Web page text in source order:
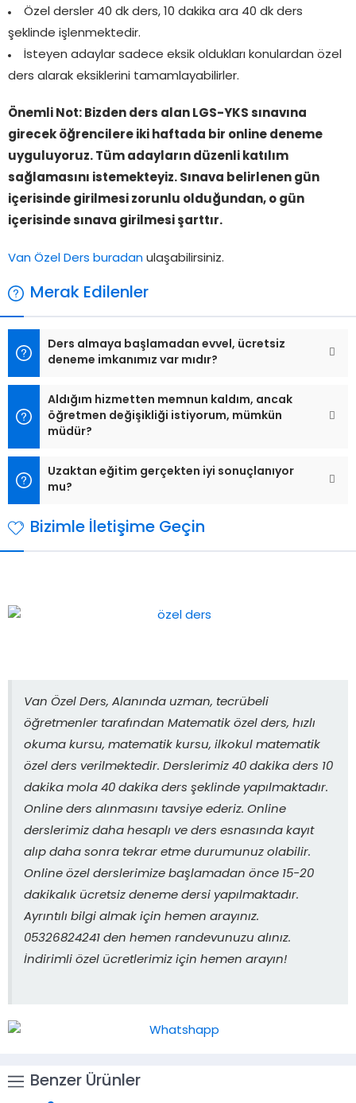
Özel dersler 40 dk ders, 10 dakika ara 40 dk ders
şeklinde işlenmektedir.
İsteyen adaylar sadece eksik oldukları konulardan özel
ders alarak eksiklerini tamamlayabilirler.
Önemli Not: Bizden ders alan LGS-YKS sınavına
girecek öğrencilere iki haftada bir online deneme
uyguluyoruz. Tüm adayların düzenli katılım
sağlamasını istemekteyiz. Sınava belirlenen gün
içerisinde girilmesi zorunlu olduğundan, o gün
içerisinde sınava girilmesi şarttır.
Van Özel Ders buradan ulaşabilirsiniz.
Merak Edilenler
Ders almaya başlamadan evvel, ücretsiz
deneme imkanımız var mıdır?
Aldığım hizmetten memnun kaldım, ancak
öğretmen değişikliği istiyorum, mümkün
müdür?
Uzaktan eğitim gerçekten iyi sonuçlanıyor
mu?
Bizimle İletişime Geçin
Van Özel Ders, Alanında uzman, tecrübeli
öğretmenler tarafından Matematik özel ders, hızlı
okuma kursu, matematik kursu, ilkokul matematik
özel ders verilmektedir. Derslerimiz 40 dakika ders 10
dakika mola 40 dakika ders şeklinde yapılmaktadır.
Online ders alınmasını tavsiye ederiz. Online
derslerimiz daha hesaplı ve ders esnasında kayıt
alıp daha sonra tekrar etme durumunuz olabilir.
Online özel derslerimize başlamadan önce 15-20
dakikalık ücretsiz deneme dersi yapılmaktadır.
Ayrıntılı bilgi almak için hemen arayınız.
05326824241 den hemen randevunuzu alınız.
İndirimli özel ücretlerimiz için hemen arayın!
Benzer Ürünler